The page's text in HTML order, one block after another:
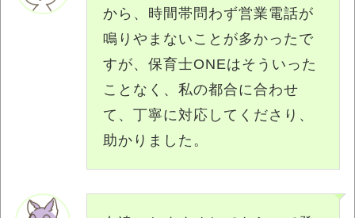
から、時間帯問わず営業電話が
鳴りやまないことが多かったで
すが、保育士ONEはそういった
ことなく、私の都合に合わせ
て、丁寧に対応してくださり、
助かりました。